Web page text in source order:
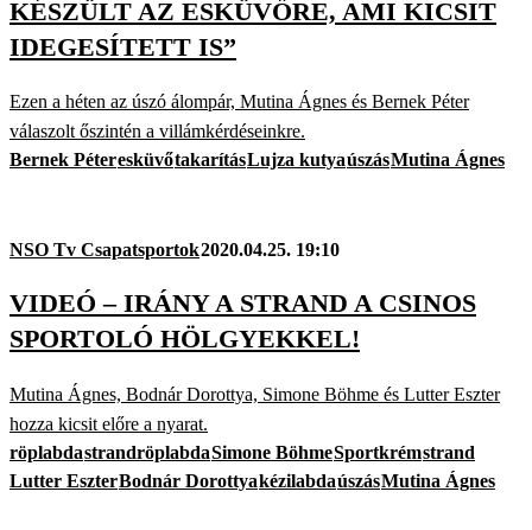
KÉSZÜLT AZ ESKÜVŐRE, AMI KICSIT
IDEGESÍTETT IS”
Ezen a héten az úszó álompár, Mutina Ágnes és Bernek Péter
válaszolt őszintén a villámkérdéseinkre.
Bernek PéteresküvőtakarításLujza kutyaúszásMutina Ágnes
NSO Tv Csapatsportok2020.04.25. 19:10
VIDEÓ – IRÁNY A STRAND A CSINOS
SPORTOLÓ HÖLGYEKKEL!
Mutina Ágnes, Bodnár Dorottya, Simone Böhme és Lutter Eszter
hozza kicsit előre a nyarat.
röplabdastrandröplabdaSimone BöhmeSportkrémstrand
Lutter EszterBodnár DorottyakézilabdaúszásMutina Ágnes